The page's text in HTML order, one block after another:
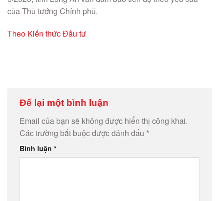
của Thủ tướng Chính phủ.
Theo Kiến thức Đầu tư
Để lại một bình luận
Email của bạn sẽ không được hiển thị công khai.
Các trường bắt buộc được đánh dấu *
Bình luận *